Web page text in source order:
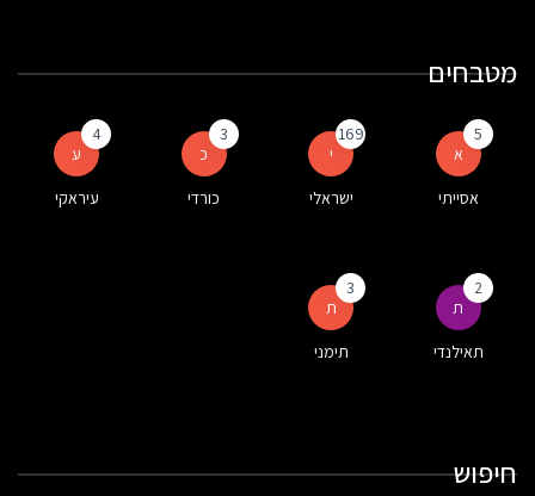
מטבחים
א
5
אסייתי
י
169
ישראלי
כ
3
כורדי
ע
4
עיראקי
ת
2
תאילנדי
ת
3
תימני
חיפוש